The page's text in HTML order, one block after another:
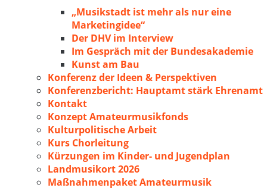
„Musikstadt ist mehr als nur eine
Marketingidee“
Der DHV im Interview
Im Gespräch mit der Bundesakademie
Kunst am Bau
Konferenz der Ideen & Perspektiven
Konferenzbericht: Hauptamt stärk Ehrenamt
Kontakt
Konzept Amateurmusikfonds
Kulturpolitische Arbeit
Kurs Chorleitung
Kürzungen im Kinder- und Jugendplan
Landmusikort 2026
Maßnahmenpaket Amateurmusik